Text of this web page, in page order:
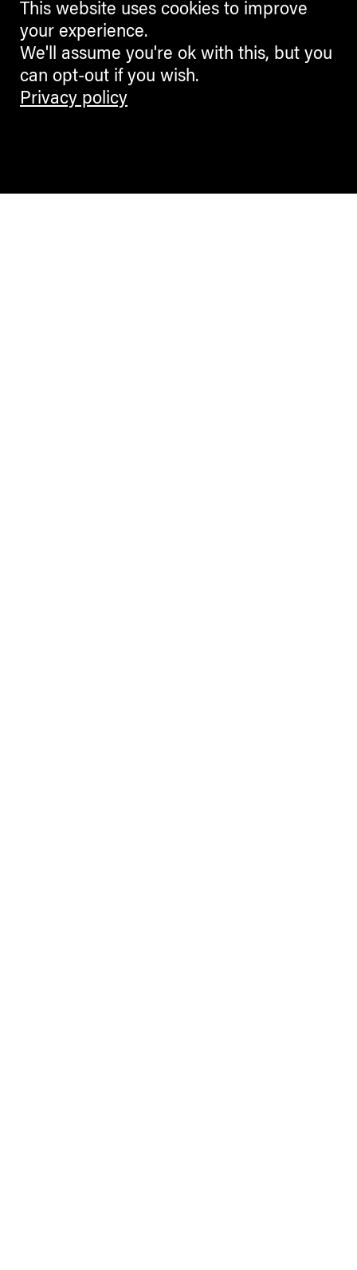
This website uses cookies to improve
your experience.
We'll assume you're ok with this, but you
can opt-out if you wish.
Privacy policy